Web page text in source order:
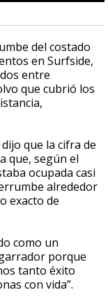
del costado
en Surfside,
entre
que cubrió los
que la cifra de
que, según el
ocupada casi
alrededor
exacto de
como un
porque
tanto éxito
con vida”.